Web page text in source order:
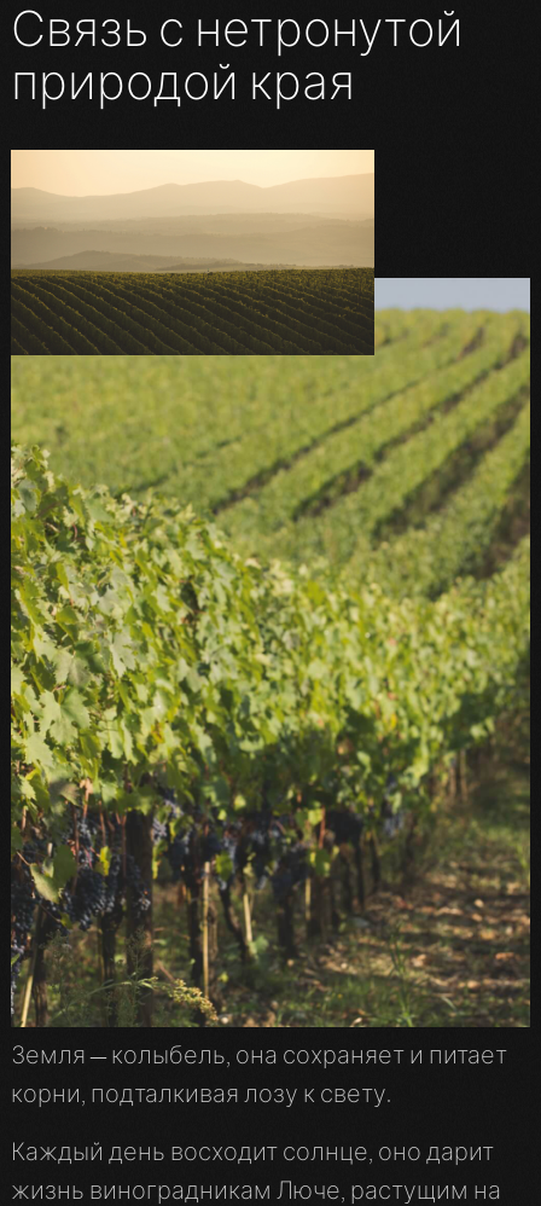
Связь с нетронутой
природой края
Земля — колыбель, она сохраняет и питает
корни, подталкивая лозу к свету.
Каждый день восходит солнце, оно дарит
жизнь виноградникам Люче, растущим на